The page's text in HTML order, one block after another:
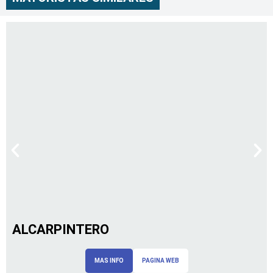
ALCARPINTERO
MAS INFO PAGINA WEB